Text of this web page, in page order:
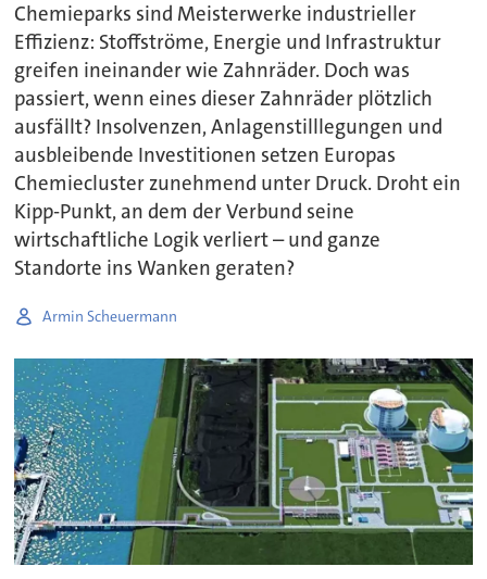
Chemieparks sind Meisterwerke industrieller
Effizienz: Stoffströme, Energie und Infrastruktur
greifen ineinander wie Zahnräder. Doch was
passiert, wenn eines dieser Zahnräder plötzlich
ausfällt? Insolvenzen, Anlagenstilllegungen und
ausbleibende Investitionen setzen Europas
Chemiecluster zunehmend unter Druck. Droht ein
Kipp-Punkt, an dem der Verbund seine
wirtschaftliche Logik verliert – und ganze
Standorte ins Wanken geraten?
Armin Scheuermann